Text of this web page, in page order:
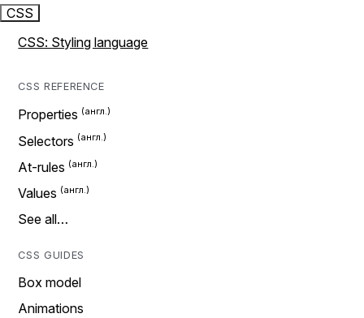
CSS
CSS: Styling language
CSS REFERENCE
Properties
Selectors
At-rules
Values
See all…
CSS GUIDES
Box model
Animations